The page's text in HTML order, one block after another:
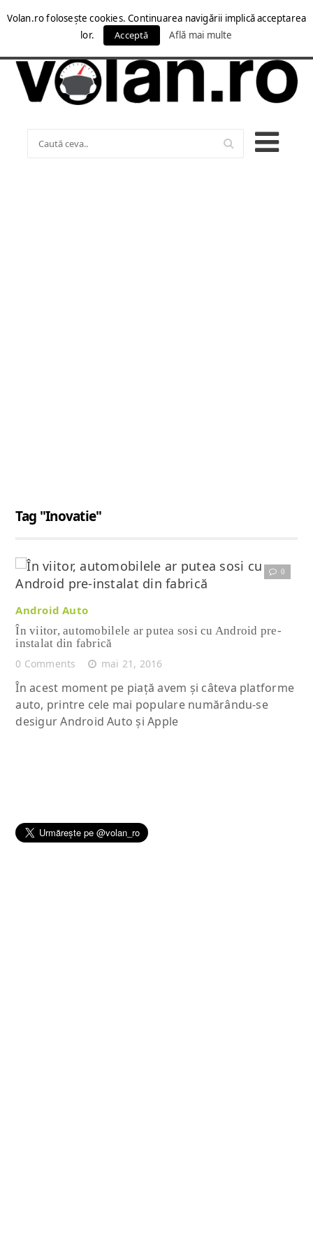
Tag "Inovatie"
0
Citește articolul complet
Android Auto
În viitor, automobilele ar putea sosi cu Android pre-
instalat din fabrică
0 Comments
mai 21, 2016
În acest moment pe piață avem și câteva platforme
auto, printre cele mai populare numărându-se
desigur Android Auto și Apple
Volan.ro folosește cookies. Continuarea navigării implică acceptarea
lor.
Acceptă Află mai multe